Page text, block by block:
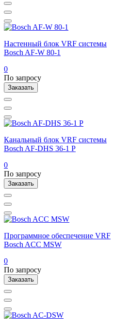
Настенный блок VRF системы
Bosch AF-W 80-1
0
По запросу
Заказать
Канальный блок VRF системы
Bosch AF-DHS 36-1 P
0
По запросу
Заказать
Программное обеспечение VRF
Bosch ACC MSW
0
По запросу
Заказать